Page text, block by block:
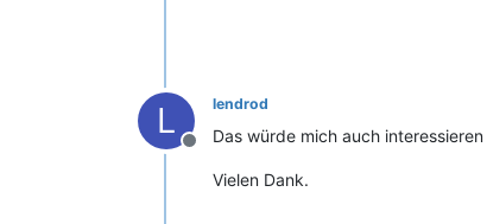
L
Offline
lendrod
Das würde mich auch
Vielen Dank.